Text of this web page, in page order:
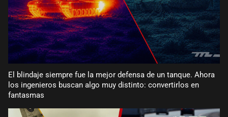
El blindaje siempre fue la mejor defensa de un tanque. Ahora
los ingenieros buscan algo muy distinto: convertirlos en
fantasmas